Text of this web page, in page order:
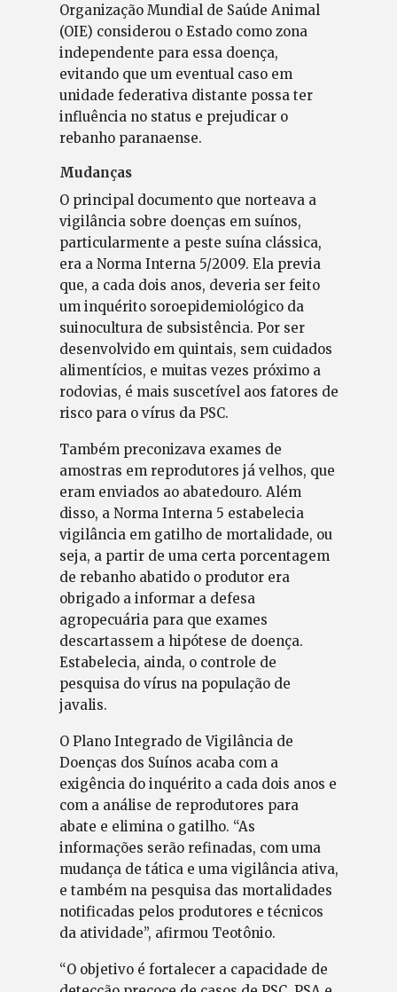
Organização Mundial de Saúde Animal
(OIE) considerou o Estado como zona
independente para essa doença,
evitando que um eventual caso em
unidade federativa distante possa ter
influência no status e prejudicar o
rebanho paranaense.
Mudanças
O principal documento que norteava a
vigilância sobre doenças em suínos,
particularmente a peste suína clássica,
era a Norma Interna 5/2009. Ela previa
que, a cada dois anos, deveria ser feito
um inquérito soroepidemiológico da
suinocultura de subsistência. Por ser
desenvolvido em quintais, sem cuidados
alimentícios, e muitas vezes próximo a
rodovias, é mais suscetível aos fatores de
risco para o vírus da PSC.
Também preconizava exames de
amostras em reprodutores já velhos, que
eram enviados ao abatedouro. Além
disso, a Norma Interna 5 estabelecia
vigilância em gatilho de mortalidade, ou
seja, a partir de uma certa porcentagem
de rebanho abatido o produtor era
obrigado a informar a defesa
agropecuária para que exames
descartassem a hipótese de doença.
Estabelecia, ainda, o controle de
pesquisa do vírus na população de
javalis.
O Plano Integrado de Vigilância de
Doenças dos Suínos acaba com a
exigência do inquérito a cada dois anos e
com a análise de reprodutores para
abate e elimina o gatilho. “As
informações serão refinadas, com uma
mudança de tática e uma vigilância ativa,
e também na pesquisa das mortalidades
notificadas pelos produtores e técnicos
da atividade”, afirmou Teotônio.
“O objetivo é fortalecer a capacidade de